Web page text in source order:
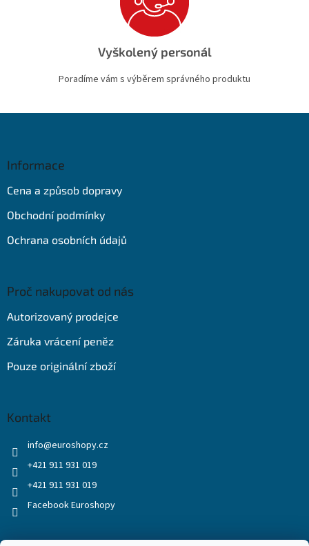
Vyškolený personál
Poradíme vám s výběrem správného produktu
Informace
Cena a způsob dopravy
Obchodní podmínky
Ochrana osobních údajů
Proč nakupovat od nás
Autorizovaný prodejce
Záruka vrácení peněz
Pouze originální zboží
Kontakt
info@euroshopy.cz
+421 911 931 019
+421 911 931 019
Facebook Euroshopy